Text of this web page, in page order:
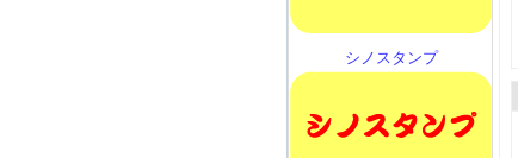
シノスタンプ